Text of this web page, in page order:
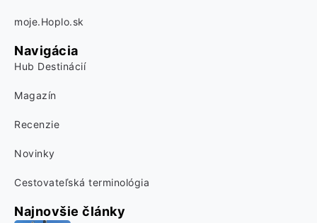
moje.Hoplo.sk
Navigácia
Hub Destinácií
Magazín
Recenzie
Novinky
Cestovateľská terminológia
Najnovšie články